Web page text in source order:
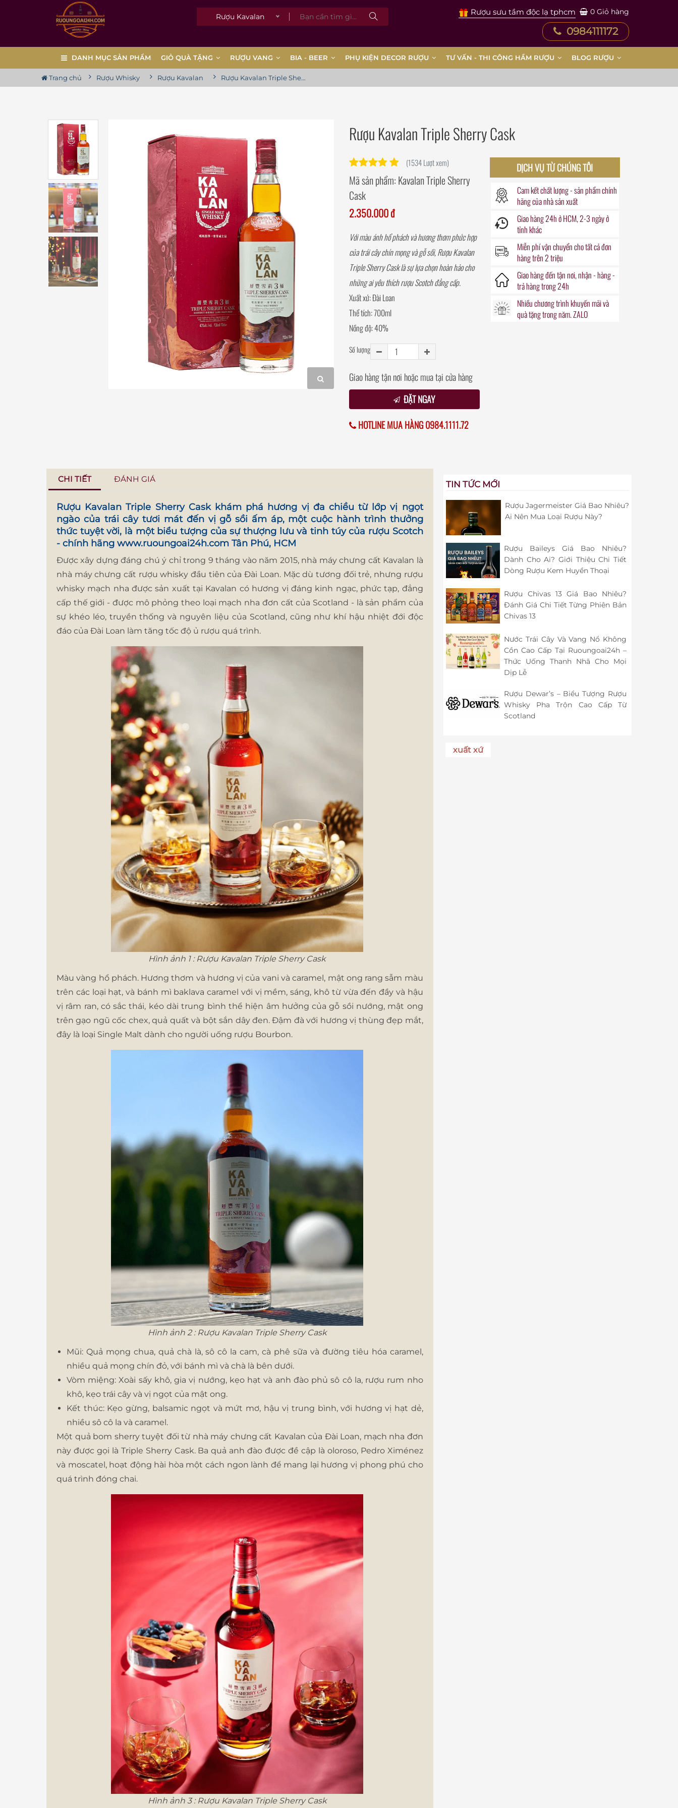
Rượu Kavalan Rượu sưu tầm độc lạ tphcm 0 Giỏ hàng
0984111172
DANH MỤC SẢN PHẨM GIỎ QUÀ TẶNG RƯỢU VANG BIA - BEER PHỤ KIỆN DECOR RƯỢU TƯ VẤN - THI CÔNG HẦM RƯỢU BLOG RƯỢU
Trang chủ Rượu Whisky Rượu Kavalan Rượu Kavalan Triple Sherry Cask
Rượu Kavalan Triple Sherry Cask
(1534 Lượt xem)
Mã sản phẩm: Kavalan Triple Sherry
Cask
2.350.000 đ
Với màu ánh hổ phách và hương thơm phức hợp
của trái cây chín mọng và gỗ sồi, Rượu Kavalan
Triple Sherry Cask là sự lựa chọn hoàn hảo cho
những ai yêu thích rượu Scotch đẳng cấp.
Xuất xứ: Đài Loan
Thể tích: 700ml
Nồng độ: 40%
Số lượng
Giao hàng tận nơi hoặc mua tại cửa hàng
ĐẶT NGAY
DỊCH VỤ TỪ CHÚNG TÔI
Cam kết chất lượng - sản phẩm chính
hãng của nhà sản xuất
Giao hàng24hở HCM, 2-3 ngày ở
tỉnh khác
Miễn phí vận chuyểncho tất cả đơn
hàng trên 2 triệu
Giao hàng đếntận nơi, nhận - hàng -
trả hàng trong24h
Nhiều chương trình khuyến mãivà
quà tặngtrong năm. ZALO
HOTLINE MUA HÀNG 0984.1111.72
CHI TIẾT ĐÁNH GIÁ
Rượu Kavalan Triple Sherry Caskkhám phá hương vị đa chiều từ lớp vị ngọt
ngào của trái cây tươi mát đến vị gỗ sồi ấm áp, một cuộc hành trình thưởng
thức tuyệt vời, là một biểu tượng của sự thượng lưu và tinh túy của rượu Scotch
- chính hãng www.ruoungoai24h.com Tân Phú, HCM
Được xây dựng đáng chú ý chỉ trong 9 tháng vào năm 2015, nhà máy chưng cất Kavalan là
nhà máy chưng cất rượu whisky đầu tiên của Đài Loan. Mặc dù tương đối trẻ, nhưng rượu
whisky mạch nha được sản xuất tại Kavalan có hương vị đáng kinh ngạc, phức tạp, đẳng
cấp thế giới - được mô phỏng theo loại mạch nha đơn cất của Scotland - là sản phẩm của
sự khéo léo, truyền thống và nguyên liệu của Scotland, cũng như khí hậu nhiệt đới độc
đáo của Đài Loan làm tăng tốc độ ủ rượu quá trình.
Hình ảnh 1 : Rượu Kavalan Triple Sherry Cask
Màu vàng hổ phách. Hương thơm và hương vị của vani và caramel, mật ong rang sẫm màu
trên các loại hạt, và bánh mì baklava caramel với vị mềm, sáng, khô từ vừa đến đầy và hậu
vị râm ran, có sắc thái, kéo dài trung bình thể hiện âm hưởng của gỗ sồi nướng, mật ong
trên gạo ngũ cốc chex, quả quất và bột sắn dây đen. Đậm đà với hương vị thùng đẹp mắt,
đây là loại Single Malt dành cho người uống rượu Bourbon.
Hình ảnh 2 : Rượu Kavalan Triple Sherry Cask
Mũi: Quả mọng chua, quả chà là, sô cô la cam, cà phê sữa và đường tiêu hóa caramel,
nhiều quả mọng chín đỏ, với bánh mì và chà là bên dưới.
Vòm miệng: Xoài sấy khô, gia vị nướng, kẹo hạt và anh đào phủ sô cô la, rượu rum nho
khô, kẹo trái cây và vị ngọt của mật ong.
Kết thúc: Kẹo gừng, balsamic ngọt và mứt mơ, hậu vị trung bình, với hương vị hạt dẻ,
nhiều sô cô la và caramel.
Một quả bom sherry tuyệt đối từ nhà máy chưng cất Kavalan của Đài Loan, mạch nha đơn
này được gọi là Triple Sherry Cask. Ba quả anh đào được đề cập là oloroso, Pedro Ximénez
và moscatel, hoạt động hài hòa một cách ngon lành để mang lại hương vị phong phú cho
quá trình đóng chai.
Hình ảnh 3 : Rượu Kavalan Triple Sherry Cask
TIN TỨC MỚI
Rượu Jagermeister Giá Bao Nhiêu?
Ai Nên Mua Loại Rượu Này?
Rượu Baileys Giá Bao Nhiêu?
Dành Cho Ai? Giới Thiệu Chi Tiết
Dòng Rượu Kem Huyền Thoại
Rượu Chivas 13 Giá Bao Nhiêu?
Đánh Giá Chi Tiết Từng Phiên Bản
Chivas 13
Nước Trái Cây Và Vang Nổ Không
Cồn Cao Cấp Tại Ruoungoai24h –
Thức Uống Thanh Nhã Cho Mọi
Dịp Lễ
Rượu Dewar’s – Biểu Tượng Rượu
Whisky Pha Trộn Cao Cấp Từ
Scotland
xuất xứ